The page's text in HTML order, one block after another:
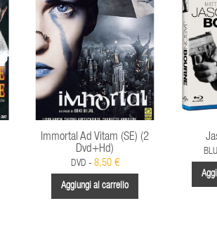
Immortal Ad Vitam (SE) (2
Dvd+Hd)
DVD - 8,50 €
Aggiungi al carrello